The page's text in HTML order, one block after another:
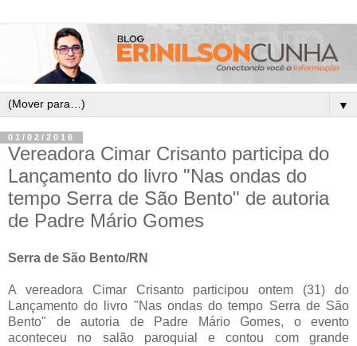
▼
01/02/2016
Vereadora Cimar Crisanto participa do
Lançamento do livro "Nas ondas do
tempo Serra de São Bento" de autoria
de Padre Mário Gomes
Serra de São Bento/RN
A vereadora Cimar Crisanto participou ontem (31) do
Lançamento do livro "Nas ondas do tempo Serra de São
Bento" de autoria de Padre Mário Gomes, o evento
aconteceu no salão paroquial e contou com grande